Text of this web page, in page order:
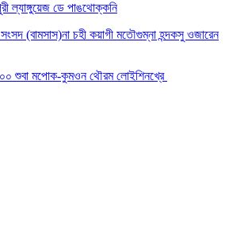
ল্যাঙ্গুয়েজ ডে পাঙথোক্কনি
সংসদ (বামসাস)না চহী কয়াগী মতৌগুম্না হন্দকসু ওজারেন
১০০ শুবা মপোক-কুমওন থৌরম লোইশিনখ্রে